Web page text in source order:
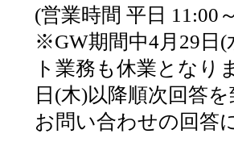
(営業時間 平日 11:00
※GW期間中4月29日(
ト業務も休業となり
日(木)以降順次回答
お問い合わせの回答